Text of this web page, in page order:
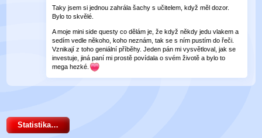
Taky jsem si jednou zahrála šachy s učitelem, když měl dozor.
Bylo to skvělé.
A moje mini side questy co dělám je, že když někdy jedu vlakem a
sedím vedle někoho, koho neznám, tak se s ním pustím do řeči.
Vznikají z toho geniální příběhy. Jeden pán mi vysvětloval, jak se
investuje, jiná paní mi prostě povídala o svém životě a bylo to
mega hezké.
Statistika…